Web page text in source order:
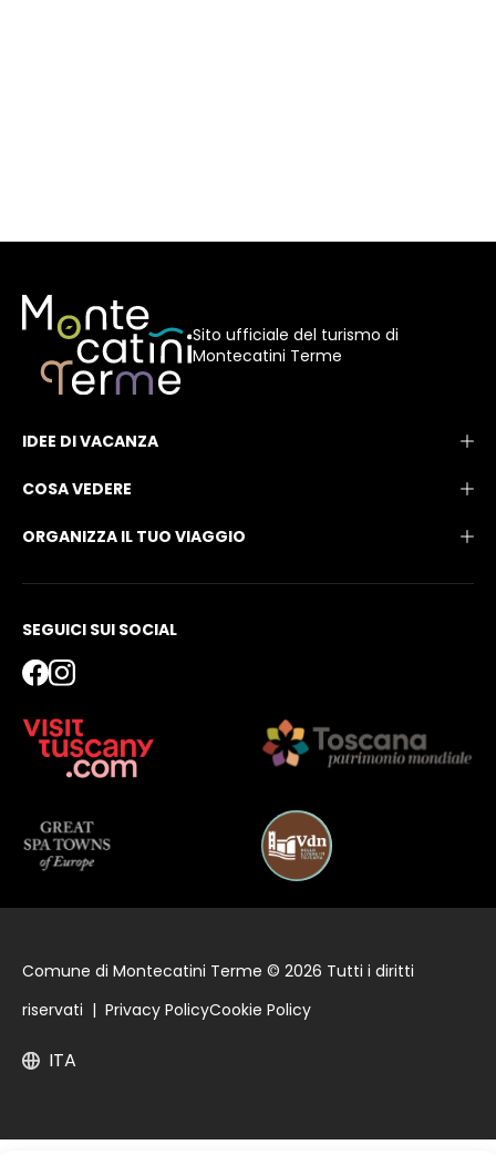
Sito ufficiale del turismo di
Montecatini Terme
IDEE DI VACANZA
COSA VEDERE
ORGANIZZA IL TUO VIAGGIO
SEGUICI SUI SOCIAL
Comune di Montecatini Terme © 2026 Tutti i diritti
riservati | Privacy PolicyCookie Policy
ITA